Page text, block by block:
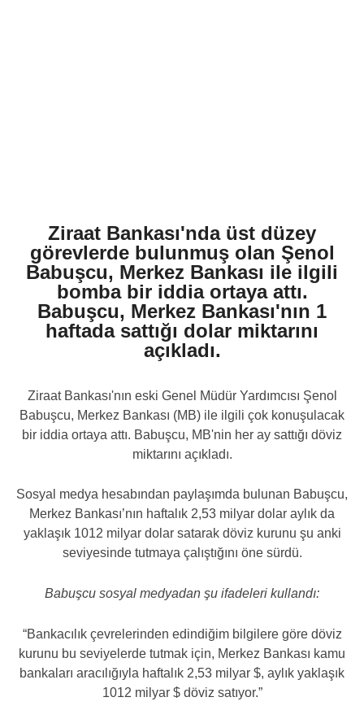
Ziraat Bankası'nda üst düzey
görevlerde bulunmuş olan Şenol
Babuşcu, Merkez Bankası ile ilgili
bomba bir iddia ortaya attı.
Babuşcu, Merkez Bankası'nın 1
haftada sattığı dolar miktarını
açıkladı.
Ziraat Bankası'nın eski Genel Müdür Yardımcısı Şenol
Babuşcu, Merkez Bankası (MB) ile ilgili çok konuşulacak
bir iddia ortaya attı. Babuşcu, MB'nin her ay sattığı döviz
miktarını açıkladı.
Sosyal medya hesabından paylaşımda bulunan Babuşcu,
Merkez Bankası’nın haftalık 2,53 milyar dolar aylık da
yaklaşık 1012 milyar dolar satarak döviz kurunu şu anki
seviyesinde tutmaya çalıştığını öne sürdü.
Babuşcu sosyal medyadan şu ifadeleri kullandı:
“Bankacılık çevrelerinden edindiğim bilgilere göre döviz
kurunu bu seviyelerde tutmak için, Merkez Bankası kamu
bankaları aracılığıyla haftalık 2,53 milyar $, aylık yaklaşık
1012 milyar $ döviz satıyor.”